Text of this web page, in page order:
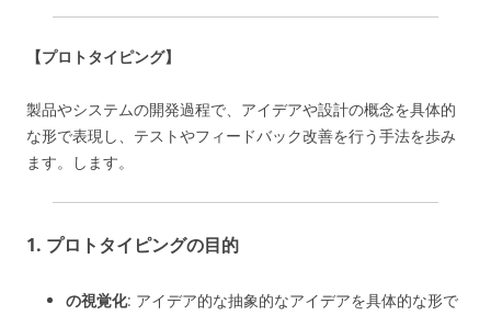
【プロトタイピング】
製品やシステムの開発過程で、アイデアや設計の概念を具体的
な形で表現し、テストやフィードバック改善を行う手法を歩み
ます。します。
1. プロトタイピングの目的
の視覚化: アイデア的な抽象的なアイデアを具体的な形で